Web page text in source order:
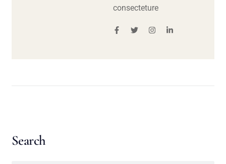
consecteture
Search